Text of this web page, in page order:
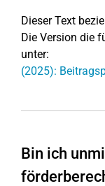
Dieser Text
Die Version die
unter:
(2025):
Bin ich